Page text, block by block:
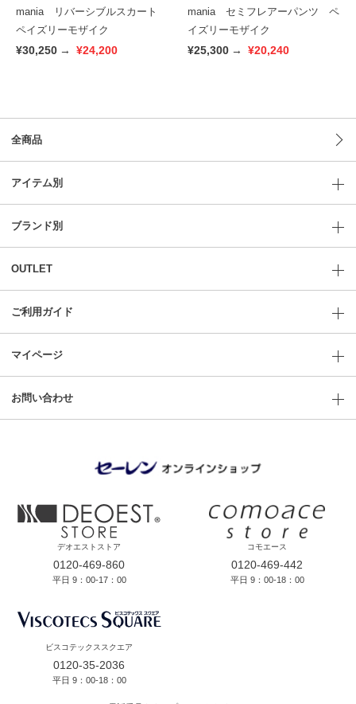
mania リバーシブルスカート
ペイズリーモザイク
¥30,250 → ¥24,200
mania セミフレアーパンツ ペ
イズリーモザイク
¥25,300 → ¥20,240
全商品
アイテム別
ブランド別
OUTLET
ご利用ガイド
マイページ
お問い合わせ
デオエストストア
0120-469-860
平日 9：00-17：00
コモエース
0120-469-442
平日 9：00-18：00
ビスコテックススクエア
0120-35-2036
平日 9：00-18：00